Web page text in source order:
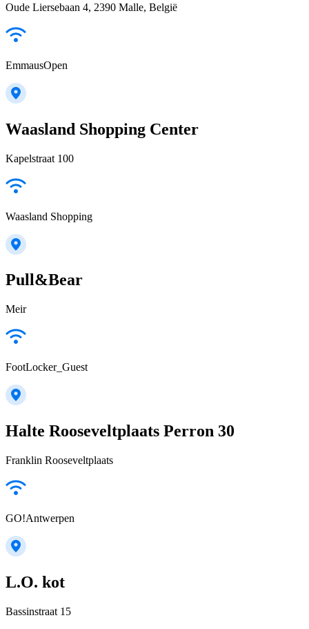
Oude Liersebaan 4, 2390 Malle, België
EmmausOpen
Waasland Shopping Center
Kapelstraat 100
Waasland Shopping
Pull&Bear
Meir
FootLocker_Guest
Halte Rooseveltplaats Perron 30
Franklin Rooseveltplaats
GO!Antwerpen
L.O. kot
Bassinstraat 15